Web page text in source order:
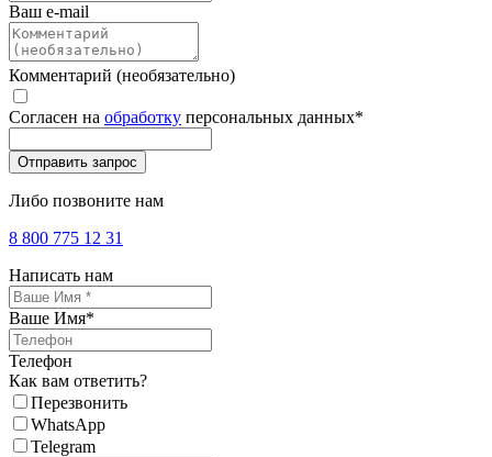
Ваш e-mail
Комментарий (необязательно)
Согласен на обработку персональных данных*
Либо позвоните нам
8 800 775 12 31
Написать нам
Ваше Имя*
Телефон
Как вам ответить?
Перезвонить
WhatsApp
Telegram